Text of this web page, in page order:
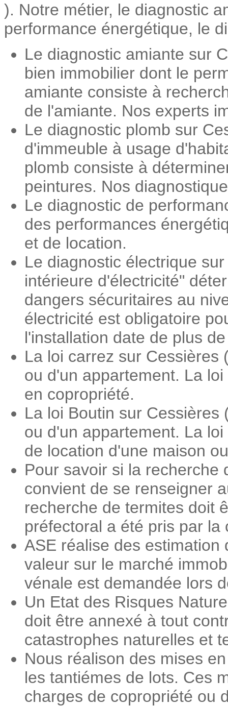
). Notre métier, le diagnostic
performance énergétique, le
Le diagnostic amiante sur
bien immobilier dont le
amiante consiste à
de l'amiante. Nos experts
Le diagnostic plomb sur
d'immeuble à usage
plomb consiste à
peintures. Nos
Le diagnostic de
des performances
et de location.
Le diagnostic électrique
intérieure d'électricité"
dangers sécuritaires au
électricité est obligatoire
l'installation date de plus
La loi carrez sur Cessières
ou d'un appartement. La
en copropriété.
La loi Boutin sur
ou d'un appartement. La
de location d'une maison
Pour savoir si la recherche
convient de se renseigner
recherche de termites doit
préfectoral a été pris par la
ASE réalise des
valeur sur le marché
vénale est demandée lors
Un Etat des Risques
doit être annexé à tout
catastrophes naturelles et
Nous réalison des mises
les tantiémes de lots. Ces
charges de copropriété ou